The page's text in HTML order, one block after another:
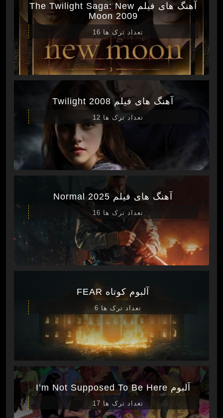
آهنگ های فیلم The Twilight Saga: New
Moon 2009
تعداد ترک ها 16
آهنگ های فیلم Twilight 2008
تعداد ترک ها 12
آهنگ های فیلم Normal 2025
تعداد ترک ها 16
آلبوم کوتاه FEAR
تعداد ترک ها 6
آلبوم I’m Not Supposed To Be Here
تعداد ترک ها 17